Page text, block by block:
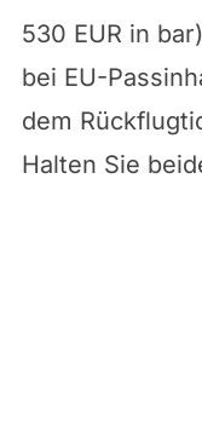
530 EUR in
bei EU-
dem
Halten Sie